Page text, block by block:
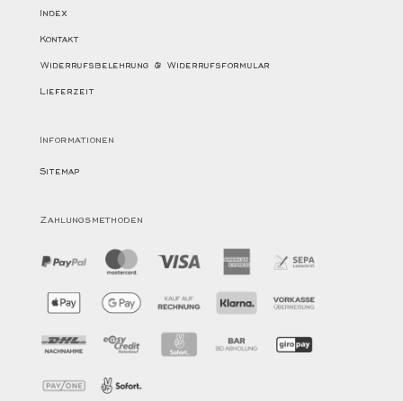
Index
Kontakt
Widerrufsbelehrung & Widerrufsformular
Lieferzeit
Informationen
Sitemap
Zahlungsmethoden